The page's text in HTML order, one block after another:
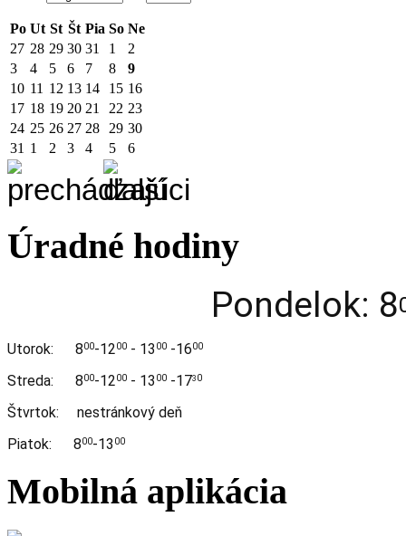
Po Ut St Št Pia So Ne
27 28 29 30 31 1
2
3
4 5 6 7 8
9
10 11 12 13 14 15 16
17 18 19 20 21 22 23
24 25 26 27 28 29 30
31 1 2 3 4 5 6
Úradné hodiny
Pondelok: 8
Utorok: 800-1200 - 13 00 -1600
Streda: 800-1200 - 13 00 -173 0
Štvrtok: nestránkový deň
Piatok: 800-13 00
Mobilná aplikácia